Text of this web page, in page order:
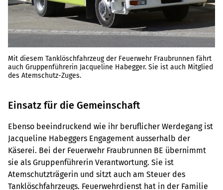
Mit diesem Tanklöschfahrzeug der Feuerwehr Fraubrunnen fährt
auch Gruppenführerin Jacqueline Habegger. Sie ist auch Mitglied
des Atemschutz-Zuges.
Einsatz für die Gemeinschaft
Ebenso beeindruckend wie ihr beruflicher Werdegang ist
Jacqueline Habeggers Engagement ausserhalb der
Käserei. Bei der Feuerwehr Fraubrunnen BE übernimmt
sie als Gruppenführerin Verantwortung. Sie ist
Atemschutzträgerin und sitzt auch am Steuer des
Tanklöschfahrzeugs. Feuerwehrdienst hat in der Familie